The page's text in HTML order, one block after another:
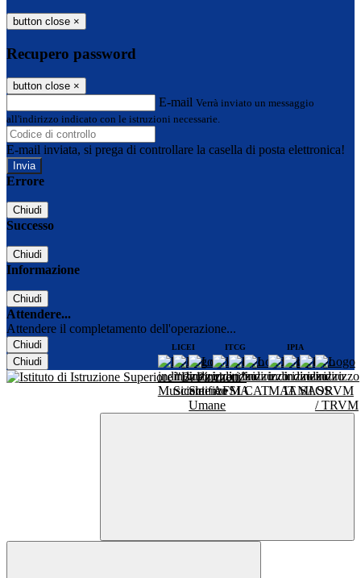
button close ×
Recupero password
button close ×
E-mail Verrà inviato un messaggio
all'indirizzo indicato con le istruzioni necessarie.
E-mail inviata, si prega di controllare la casella di posta elettronica!
Errore
Chiudi
Successo
Chiudi
Informazione
Chiudi
Attendere...
Attendere il completamento dell'operazione...
Chiudi
Chiudi
LICEI ITCG IPIA